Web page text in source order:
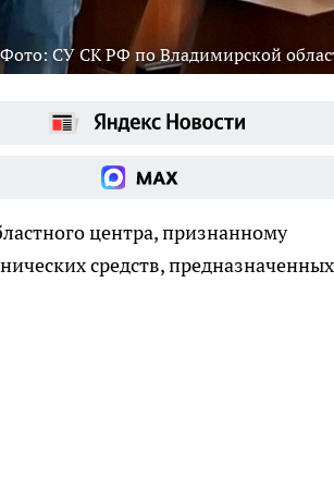
Фото: СУ СК РФ по Владимирской
центра, признанному
средств, предназначенных